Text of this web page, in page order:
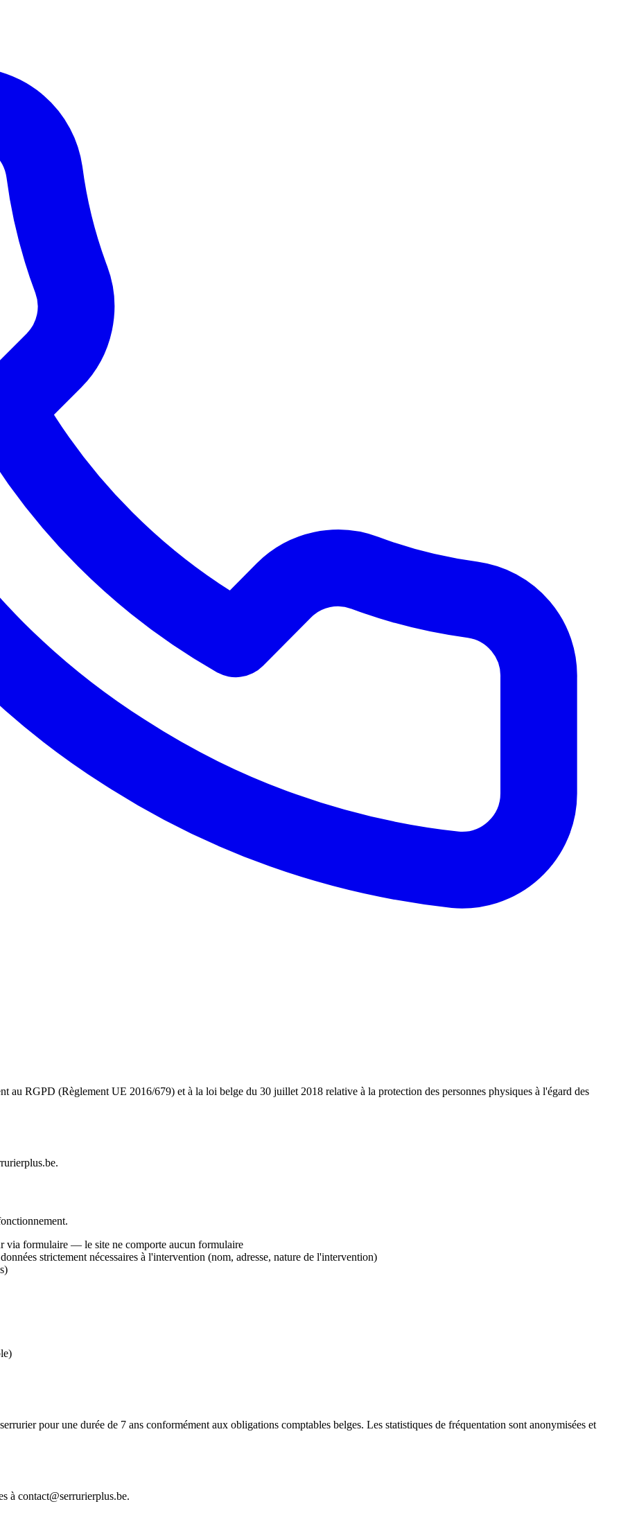
au RGPD (Règlement UE 2016/679) et à la loi belge du 30 juillet 2018 relative à la protection des personnes physiques à l'égard des
via formulaire — le site ne comporte aucun formulaire
strictement nécessaires à l'intervention (nom, adresse, nature de l'intervention)
pour une durée de 7 ans conformément aux obligations comptables belges. Les statistiques de fréquentation sont anonymisées et
à contact@serrurierplus.be.